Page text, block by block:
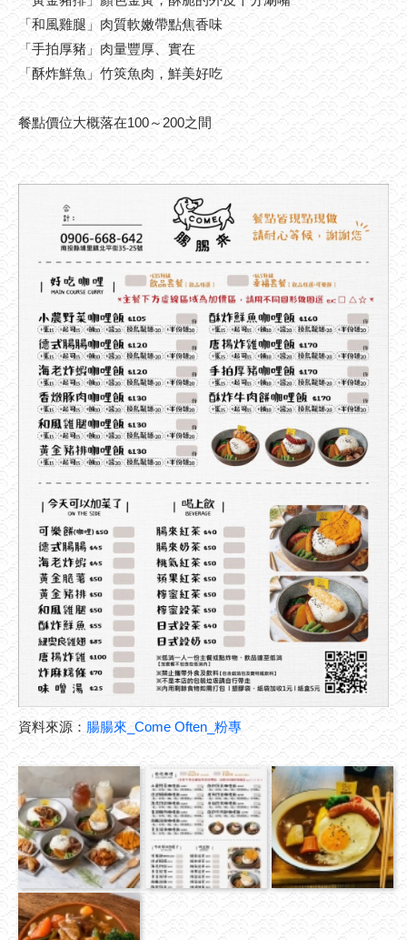
「和風雞腿」肉質軟嫩帶點焦香味
「手拍厚豬」肉量豐厚、實在
「酥炸鮮魚」竹筴魚肉，鮮美好吃
餐點價位大概落在100～200之間
資料來源： 腸腸來_Come Often_粉專